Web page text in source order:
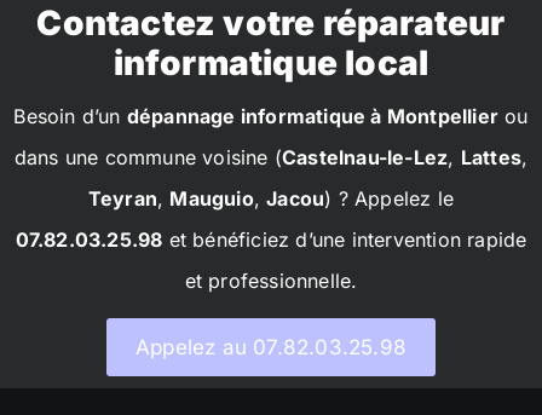
Contactez votre réparateur
informatique local
Besoin d’un dépannage informatique à Montpellier ou
dans une commune voisine (Castelnau-le-Lez, Lattes,
Teyran, Mauguio,Jacou) ? Appelez le
07.82.03.25.98 et bénéficiez d’une intervention rapide
et professionnelle.
Appelez au 07.82.03.25.98